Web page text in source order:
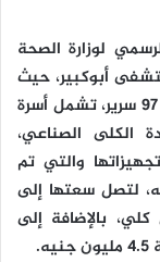
لوزارة الصحة
أبوكبير، حيث
يخدم ما يقرب من نصف مليون نسمة، بطاقة 97 سرير، تشمل أسرة
الكلى الصناعي،
والتي تم
10 مليون جنيه، لتصل سعتها إلى
من 44، وتخدم 360 مريض كلي، بالإضافة إلى